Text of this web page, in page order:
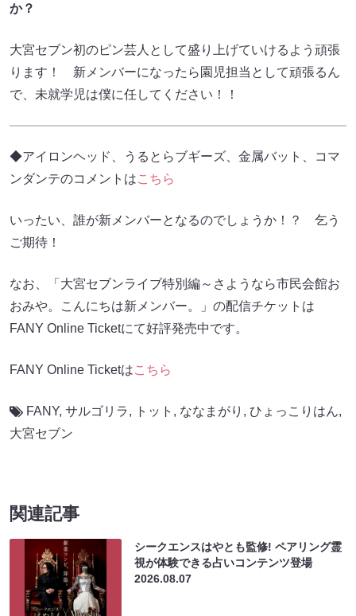
か？
大宮セブン初のピン芸人として盛り上げていけるよう頑張
ります！ 新メンバーになったら園児担当として頑張るん
で、未就学児は僕に任してください！！
◆アイロンヘッド、うるとらブギーズ、金属バット、コマ
ンダンテのコメントはこちら
いったい、誰が新メンバーとなるのでしょうか！？ 乞う
ご期待！
なお、「大宮セブンライブ特別編～さようなら市民会館お
おみや。こんにちは新メンバー。」の配信チケットは
FANY Online Ticketにて好評発売中です。
FANY Online Ticketはこちら
FANY, サルゴリラ, トット , ななまがり , ひょっこりはん,
大宮セブン
関連記事
シークエンスはやとも監修! ペアリング霊
視が体験できる占いコンテンツ登場
2026.08.07